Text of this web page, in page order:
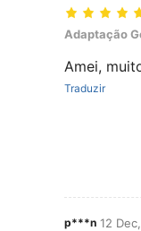
Adaptação
Adaptação
Amei,
Traduzir
p***n 12